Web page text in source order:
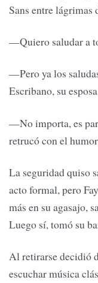
Sans entre lágrimas
—Quiero saludar a
—Pero ya los
Escribano, su
—No importa, es
retrucó con el
La seguridad quiso
acto formal, pero
más en su agasajo,
Luego sí, tomó su
Al retirarse decidió
escuchar música